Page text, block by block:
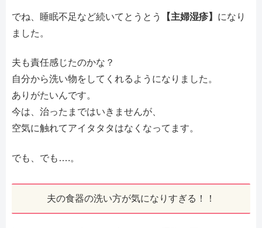
でね、睡眠不足など続いてとうとう 【主婦湿疹】 になり
ました。
夫も責任感じたのかな？
自分から洗い物をしてくれるようになりました。
ありがたいんです。
今は、治ったまではいきませんが、
空気に触れてアイタタタはなくなってます。
でも、でも….。
夫の食器の洗い方が気になりすぎる！！